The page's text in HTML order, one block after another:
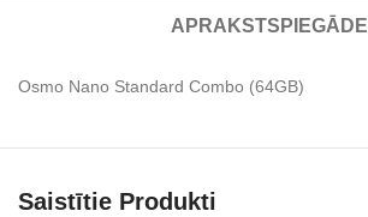
APRAKSTS PIEGĀDE
Osmo Nano Standard Combo (64GB)
Saistītie Produkti